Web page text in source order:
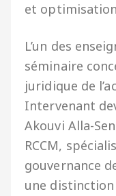
et
L’un des
séminaire
juridique de
Intervenant
Akouvi Alla-
RCCM,
gouvernance
une